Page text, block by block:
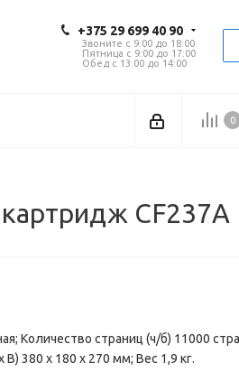
+375 29 699 40 90
Звоните с 9:00 до 18:00
Пятница с 9:00 до 17:00
Обед с 13:00 до 14:00
0
CF237A
Количество страниц (ч/б) 11000
380 x 180 x 270 мм; Вес 1,9 кг.